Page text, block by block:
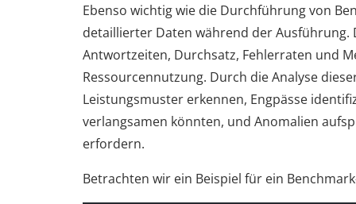
Ebenso wichtig wie die Durchführung von
detaillierter Daten während der Ausführung.
Antwortzeiten, Durchsatz, Fehlerraten und
Ressourcennutzung. Durch die Analyse
Leistungsmuster erkennen, Engpässe
verlangsamen könnten, und Anomalien
erfordern.
Betrachten wir ein Beispiel für ein